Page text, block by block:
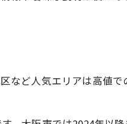
など人気エリアは高値